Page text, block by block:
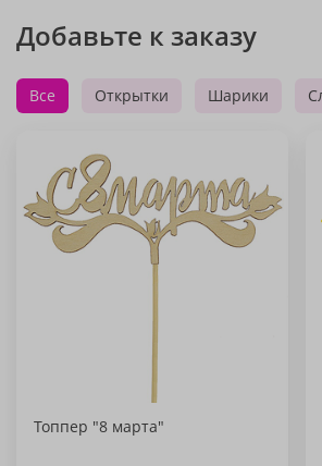
Добавьте к заказу
Все Открытки Шарики
Топпер "8 марта"